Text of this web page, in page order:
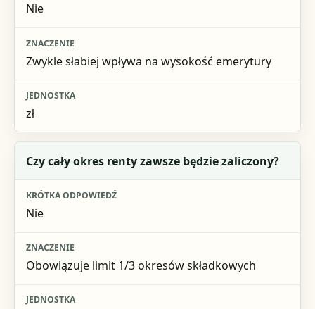
Nie
Zwykle słabiej wpływa na wysokość emerytury
zł
Czy cały okres renty zawsze będzie zaliczony?
Nie
Obowiązuje limit 1/3 okresów składkowych